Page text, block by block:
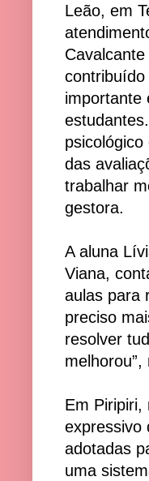
Leão, em
contribuído
importante
das
trabalhar
gestora.
A aluna
Viana,
aulas para
preciso
resolver
melhorou”,
Em Piripiri,
expressivo
adotadas
uma